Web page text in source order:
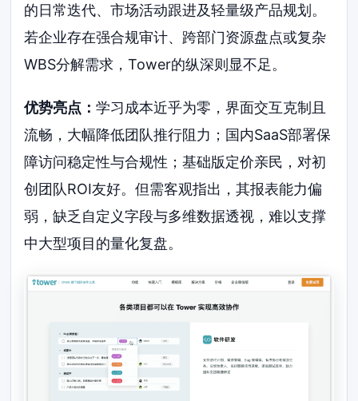
的日常迭代、市场活动跟进及轻量级产品规划。
若企业存在强合规审计、跨部门资源盘点或复杂
WBS分解需求，Tower的纵深则显不足。
优势亮点：学习成本近乎为零，界面交互克制且
流畅，大幅降低团队推行阻力；国内SaaS部署保
障访问稳定性与合规性；基础版定价亲民，对初
创团队ROI友好。但需客观指出，其报表能力偏
弱，缺乏自定义字段与多维数据透视，难以支撑
中大型项目的量化复盘。